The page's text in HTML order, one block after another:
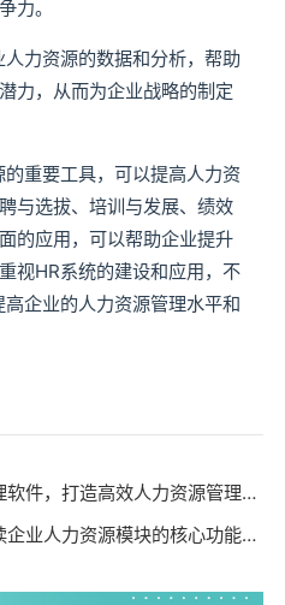
力。
力资源的数据和分析，帮助
力，从而为企业战略的制定
重要工具，可以提高人力资
与选拔、培训与发展、绩效
的应用，可以帮助企业提升
视HR系统的建设和应用，不
企业的人力资源管理水平和
件，打造高效人力资源管理系统》
力资源模块的核心功能与实践方法